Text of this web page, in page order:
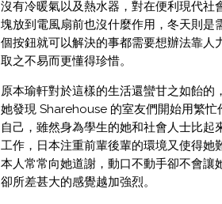
沒有冷暖氣以及熱水器，對在便利現代
塊放到電風扇前也沒什麼作用，冬天則是
個按鈕就可以解決的事都需要想辦法靠人
取之不易而更懂得珍惜。
原本瑜軒對於這樣的生活還蠻甘之如飴
她發現 Sharehouse 的室友們開始用繁
自己，雖然身為學生的她和社會人士比
工作，日本注重前輩後輩的環境又使得她
本人常常向她道謝，動口不動手卻不會
卻所差甚大的感覺越加強烈。